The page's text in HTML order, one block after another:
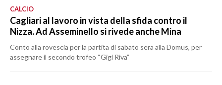
CALCIO
Cagliari al lavoro in vista della sfida contro il
Nizza. Ad Asseminello si rivede anche Mina
Conto alla rovescia per la partita di sabato sera alla Domus, per
assegnare il secondo trofeo “Gigi Riva”